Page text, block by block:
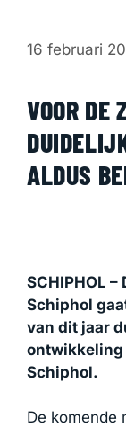
16 februari
VOOR DE
ALDUS
SCHIPHOL
Schiphol
van dit jaar
ontwikkeling
Schiphol.
De komende